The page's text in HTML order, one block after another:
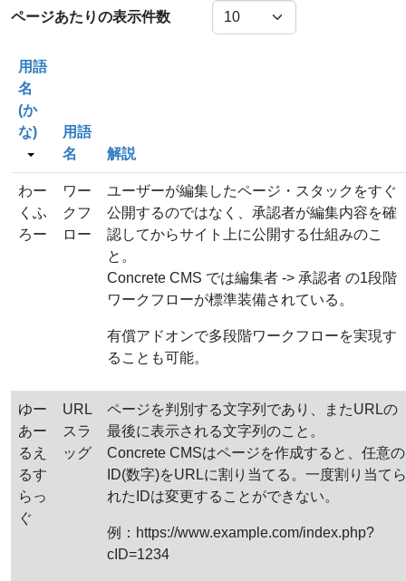
ページあたりの表示件数
用語
名
(か
な)
用語
名
解説
わー
くふ
ろー
ワー
クフ
ロー
ユーザーが編集したページ・スタックをすぐ
公開するのではなく、承認者が編集内容を確
認してからサイト上に公開する仕組みのこ
と。
Concrete CMS では編集者 -> 承認者 の1段階
ワークフローが標準装備されている。
有償アドオンで多段階ワークフローを実現す
ることも可能。
ゆー
あー
るえ
るす
らっ
ぐ
URL
スラ
ッグ
ページを判別する文字列であり、またURLの
最後に表示される文字列のこと。
Concrete CMSはページを作成すると、任意の
ID(数字)をURLに割り当てる。一度割り当てら
れたIDは変更することができない。
例：https://www.example.com/index.php?
cID=1234